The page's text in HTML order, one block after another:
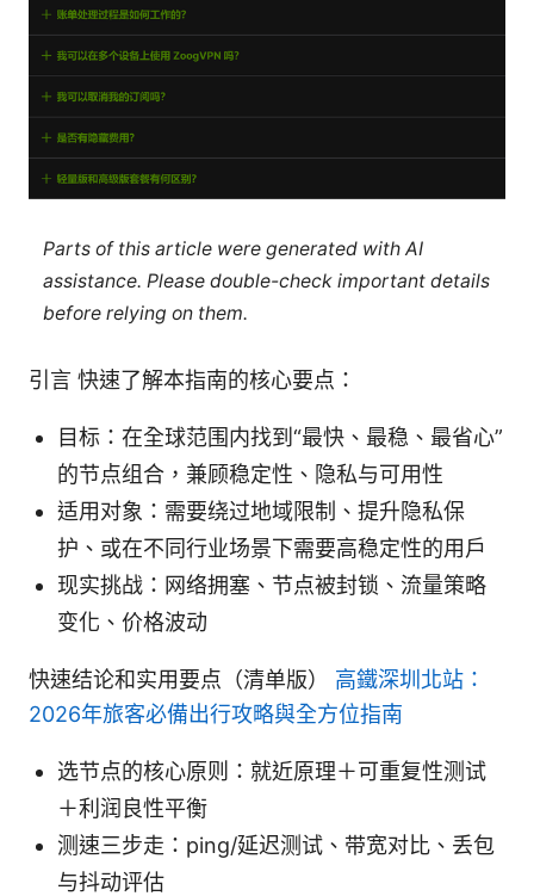
Parts of this article were generated with AI
assistance. Please double-check important details
before relying on them.
引言 快速了解本指南的核心要点：
目标：在全球范围内找到“最快、最稳、最省心”
的节点组合，兼顾稳定性、隐私与可用性
适用对象：需要绕过地域限制、提升隐私保
护、或在不同行业场景下需要高稳定性的用户
现实挑战：网络拥塞、节点被封锁、流量策略
变化、价格波动
快速结论和实用要点（清单版） 高鐵深圳北站：
2026年旅客必備出行攻略與全方位指南
选节点的核心原则：就近原理＋可重复性测试
＋利润良性平衡
测速三步走：ping/延迟测试、带宽对比、丢包
与抖动评估